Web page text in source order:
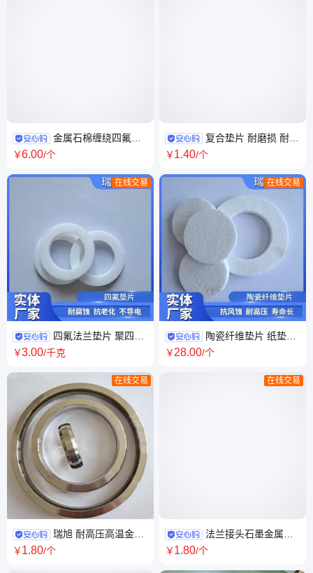
金属石棉缠绕四氟垫
耐高温法兰接头垫片 不锈钢石
￥6.00/个
在线交易
四氟法兰垫片 聚四氟
乙烯垫片定制 瑞旭密封供应
￥3.00/千克
在线交易
瑞旭 耐高压高温金属
缠绕垫片 内外环高温垫片法兰
￥1.80/个
复合垫片 耐磨损 耐高
温 耐高压波齿垫片 按需定制
￥1.40/个
在线交易
陶瓷纤维垫片 纸垫片
隔热耐热 适用范围广 瑞旭
￥28.00/个
在线交易
法兰接头石墨金属缠
绕垫片 定制加工异型耐高温金
￥1.80/个